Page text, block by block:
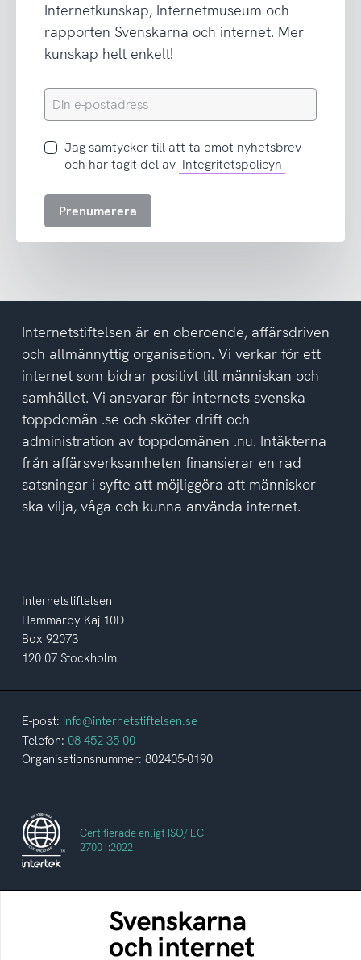
Internetkunskap, Internetmuseum och
rapporten Svenskarna och internet. Mer
kunskap helt enkelt!
Din
e-
Jag
samtycker
att
del
av
integritetspolicyn
Jag samtycker till att ta emot nyhetsbrev
och har tagit del av Integritetspolicyn
Prenumerera
Internetstiftelsen är en oberoende, affärsdriven
och allmännyttig organisation. Vi verkar för ett
internet som bidrar positivt till människan och
samhället. Vi ansvarar för internets svenska
toppdomän .se och sköter drift och
administration av toppdomänen .nu. Intäkterna
från affärsverksamheten finansierar en rad
satsningar i syfte att möjliggöra att människor
ska vilja, våga och kunna använda internet.
Internetstiftelsen
Hammarby Kaj 10D
Box 92073
120 07 Stockholm
E-post: info@internetstiftelsen.se
Telefon: 08-452 35 00
Organisationsnummer: 802405-0190
Certifierade enligt ISO/IEC
27001:2022
Svenskarna och internet
En årlig studie av svenska folkets
internetvanor